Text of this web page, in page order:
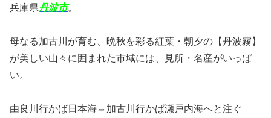
兵庫県丹波市。
母なる加古川が育む、晩秋を彩る紅葉・朝夕の【丹波霧】
が美しい山々に囲まれた市域には、見所・名産がいっぱ
い。
由良川行かば日本海⇔加古川行かば瀬戸内海へと注ぐ